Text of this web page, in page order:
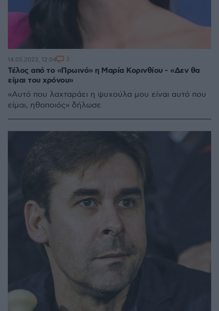
Τέλος από το «Πρωινό» η Μαρία Κορινθίου - «Δεν θα
είμαι του χρόνου»
«Αυτό που λαχταράει η ψυχούλα μου είναι αυτό που
είμαι, ηθοποιός» δήλωσε
14.05.2023, 12:04 3